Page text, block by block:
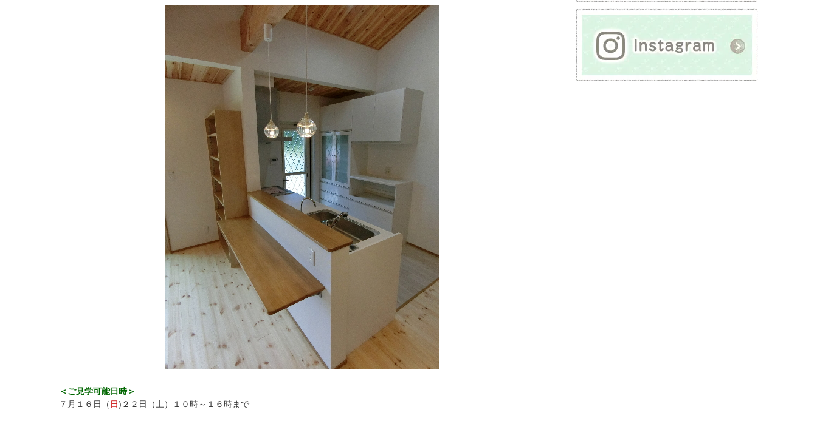
＜ご見学可能日時＞
７月１６日（ 日)２２日（土）１０時～１６時まで